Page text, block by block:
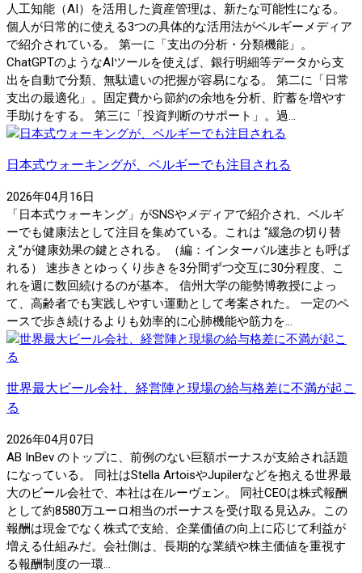
人工知能（AI）を活用した資産管理は、新たな可能性になる。
個人が日常的に使える3つの具体的な活用法がベルギーメディア
で紹介されている。 第一に「支出の分析・分類機能」。
ChatGPTのようなAIツールを使えば、銀行明細等データから支
出を自動で分類、無駄遣いの把握が容易になる。 第二に「日常
支出の最適化」。固定費から節約の余地を分析、貯蓄を増やす
手助けをする。 第三に「投資判断のサポート」。過...
日本式ウォーキングが、ベルギーでも注目される
2026年04月16日
「日本式ウォーキング」がSNSやメディアで紹介され、ベルギ
ーでも健康法として注目を集めている。これは “緩急の切り替
え”が健康効果の鍵とされる。（編：インターバル速歩とも呼ば
れる） 速歩きとゆっくり歩きを3分間ずつ交互に30分程度、こ
れを週に数回続けるのが基本。 信州大学の能勢博教授によっ
て、高齢者でも実践しやすい運動として考案された。 一定のペ
ースで歩き続けるよりも効率的に心肺機能や筋力を...
世界最大ビール会社、経営陣と現場の給与格差に不満が起こ
る
2026年04月07日
AB InBev のトップに、前例のない巨額ボーナスが支給され話題
になっている。 同社はStella ArtoisやJupilerなどを抱える世界最
大のビール会社で、本社は在ルーヴェン。 同社CEOは株式報酬
として約8580万ユーロ相当のボーナスを受け取る見込み。この
報酬は現金でなく株式で支給、企業価値の向上に応じて利益が
増える仕組みだ。会社側は、長期的な業績や株主価値を重視す
る報酬制度の一環...